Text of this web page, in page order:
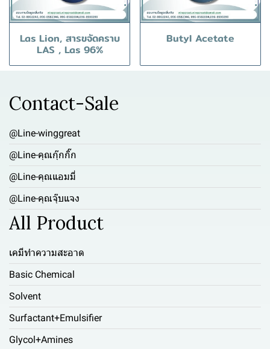
Las Lion, สารขจัดคราบ
LAS , Las 96%
Butyl Acetate
Contact-Sale
@Line-winggreat
@Line-คุณกุ๊กกิ๊ก
@Line-คุณแอมมี่
@Line-คุณจุ๊บแจง
All Product
เคมีทำความสะอาด
Basic Chemical
Solvent
Surfactant+Emulsifier
Glycol+Amines